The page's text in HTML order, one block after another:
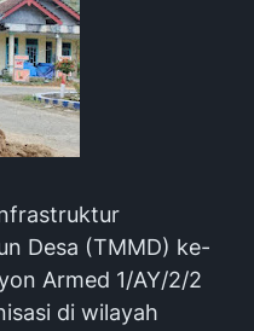
Desa (TMMD) ke-
Armed 1/AY/2/2
di wilayah